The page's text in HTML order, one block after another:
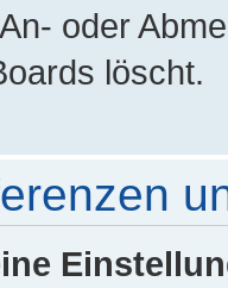
oder
löscht.